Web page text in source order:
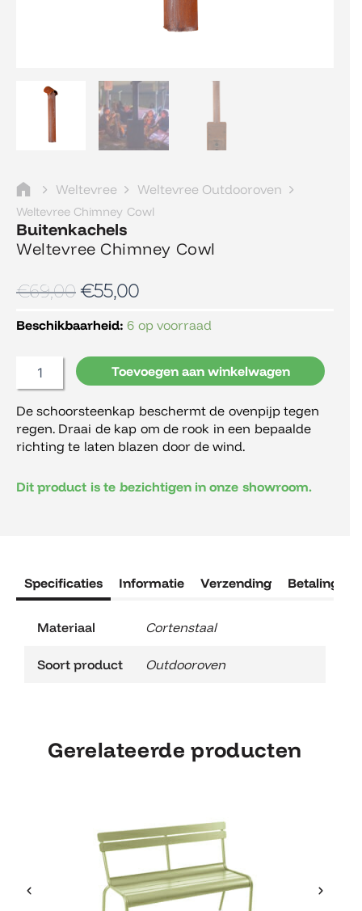
Weltevree Weltevree Outdooroven
Weltevree Chimney Cowl
Buitenkachels
Weltevree Chimney Cowl
€69,00 prijs
€69,00.
€55,00prijs
€55,00.
Beschikbaarheid: 6 op voorraad
Weltevree
aantal
Toevoegen aan winkelwagen
De schoorsteenkap beschermt de ovenpijp tegen
regen. Draai de kap om de rook in een bepaalde
richting te laten blazen door de wind.
Dit product is te bezichtigen in onze showroom.
Specificaties Informatie Verzending Betaling
Materiaal Cortenstaal
Soort product Outdooroven
Gerelateerde producten